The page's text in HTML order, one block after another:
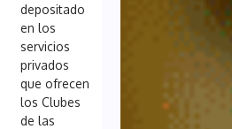
depositado
en los
servicios
privados
que ofrecen
los Clubes
de las